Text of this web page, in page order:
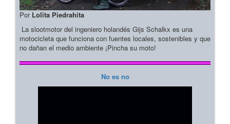
Por Lolita Piedrahita
La slootmotor del ingeniero holandés Gijs Schalkx es una
motocicleta que funciona con fuentes locales, sostenibles y que
no dañan el medio ambiente ¡Pincha su moto!
No es no